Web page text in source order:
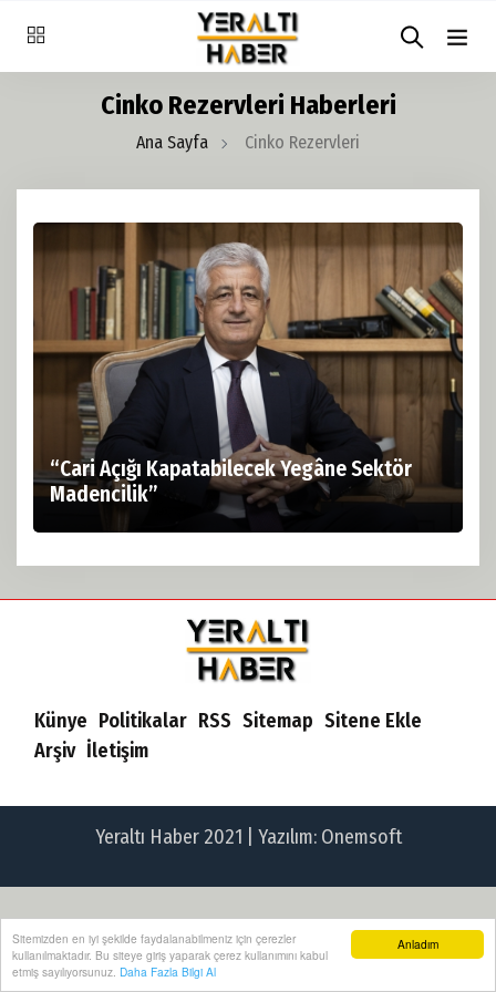
Anladım
Sitemizden en iyi şekilde faydalanabilmeniz için çerezler
kullanılmaktadır. Bu siteye giriş yaparak çerez kullanımını kabul
etmiş sayılıyorsunuz. Daha Fazla Bilgi Al
Cinko Rezervleri Haberleri
Ana Sayfa Cinko Rezervleri
“Cari Açığı Kapatabilecek Yegâne Sektör
Madencilik”
Künye Politikalar RSS Sitemap Sitene Ekle
Arşiv İletişim
Yeraltı Haber 2021 | Yazılım: Onemsoft